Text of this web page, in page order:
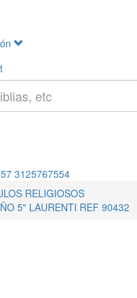
3125767554
RELIGIOSOS
5" LAURENTI REF 90432